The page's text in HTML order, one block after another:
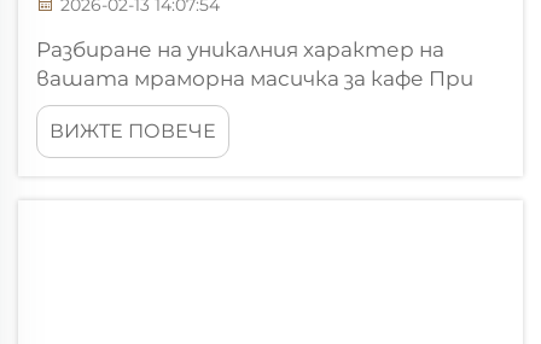
2026-02-13 14:07:54
Разбиране на уникалния характер на
вашата мраморна масичка за кафе При
избора на мраморна масичка за кафе за
вашето жилище разбирането на
вродените характеристики на камъка е
ВИЖТЕ ПОВЕЧЕ